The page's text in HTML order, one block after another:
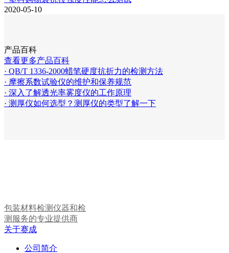
2020-05-10
产品百科
查看更多产品百科
· QB/T 1336-2000蜡笔硬度抗折力的检测方法
· 摩擦系数试验仪的维护和保养规范
· 深入了解透光率雾度仪的工作原理
· 测厚仪如何选型？测厚仪的类型了解一下
包装材料检测仪器和检
测服务的专业提供商
关于赛成
公司简介